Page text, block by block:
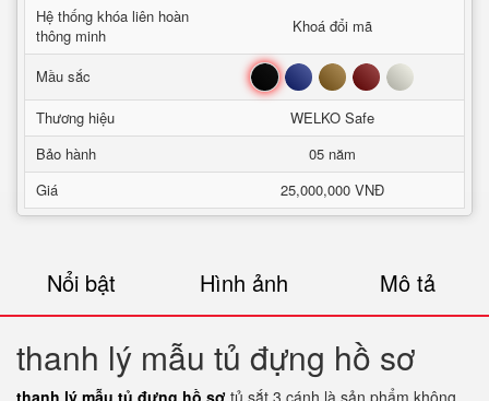
Hệ thống khóa liên hoàn
thông minh
Khoá đổi mã
Mầu sắc Đen Xanh Nâu Đỏ Trắng
Thương hiệu
WELKO Safe
Bảo hành
05 năm
Giá
25,000,000 VNĐ
Nổi bật Hình ảnh Mô tả
thanh lý mẫu tủ đựng hồ sơ
thanh lý mẫu tủ đựng hồ sơ tủ sắt 3 cánh là sản phẩm không